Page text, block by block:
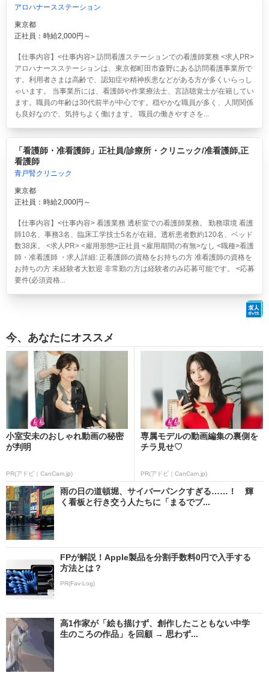
アロハナースステーション
東京都
正社員：時給2,000円～
【仕事内容】<仕事内容> 訪問看護ステーションでの看護師業務 <求人PR>
アロハナースステーションは、東京都町田市森野にある訪問看護事業所で
す。利用者さまは高齢で、認知症や精神疾患などがある方が多くいらっし
ゃいます。 当事業所には、看護師や作業療法士、言語聴覚士が在籍してい
ます。職員の年齢は30代前半が中心です。穏やかな職員が多く、人間関係
も良好なので、気持ちよく働けます。 職員の働きやすさを...
「看護師・准看護師」正社員/診療所・クリニック/准看護師,正
看護師
青戸腎クリニック
東京都
正社員：時給2,000円～
【仕事内容】<仕事内容> 看護業務 透析室での看護師業務。 勤務環境 看護
師10名、事務3名、臨床工学技士5名が在籍。透析患者数約120名、ベッド
数38床。 <求人PR> <雇用形態>正社員 <雇用期間の有無>なし <職種>看護
師・准看護師 ・求人詳細: 正看護師の資格をお持ちの方 准看護師の資格を
お持ちの方 未経験者大歓迎 非常勤の方は経験者のみ応募可能です。 <応募
要件(必須資格...
今、あなたにオススメ
小室安未のおしゃれ動画の秘密
が判明
PR(アドビ｜CanCam.jp)
専属モデルの動画編集の裏側を
チラ見せ♡
PR(アドビ｜CanCam.jp)
雨の日の道頓堀、サイバーパンクすぎる……！ 輝
く看板と行き交う人たちに「まるでブ...
FPが解説！Apple製品を分割手数料0円で入手する
方法とは？
PR(Fav-Log)
高1作家が「絵も描けず、創作したこともない中学
生のころの作品」を回顧 → 思わず...